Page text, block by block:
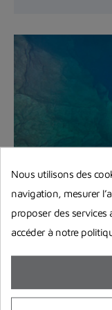
4 conseils
son phare
des différentes
Nous utilisons des
navigation, mesurer
proposer des services
accéder à notre